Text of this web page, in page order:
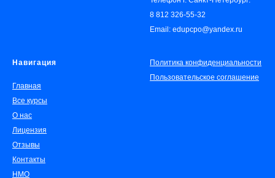
8 812 326-55-32
Email: edupcpo@yandex.ru
Навигация
Главная
Все курсы
О нас
Лицензия
Отзывы
Контакты
НМО
Политика конфиденциальности
Пользовательское соглашение